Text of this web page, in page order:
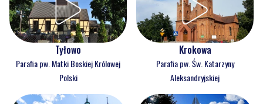
Tyłowo
Parafia pw. Matki Boskiej Królowej
Polski
Krokowa
Parafia pw. Św. Katarzyny
Aleksandryjskiej